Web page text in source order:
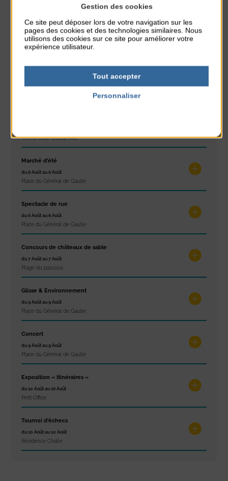
Réveil musculaire
du 3 Août au 7 Août
Plage du passous
du 3 Août au 7 Août
Tennis Club Coutainville
Marché d’été
du 6 Août au 6 Août
Place du Général de Gaulle
Spectacle de rue
du 6 Août au 6 Août
Place du Général de Gaulle
Concours de châteaux de sable
du 7 Août au 7 Août
Plage du passous
Glisse & Environnement
du 9 Août au 9 Août
Place du Général de Gaulle
Concert
du 9 Août au 9 Août
Place du Général de Gaulle
Exposition « Itinéraires »
du 10 Août au 16 Août
Petit Office
Tournoi d’échecs
du 10 Août au 10 Août
Résidence Challe
Gestion des cookies
Ce site peut déposer lors de votre navigation sur les
pages des cookies et des technologies similaires. Nous
utilisons des cookies sur ce site pour améliorer votre
expérience utilisateur.
Tout accepter
Personnaliser